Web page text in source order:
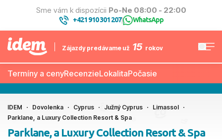
Sme vám k dispozícii Po-Ne 08:00 - 22:00
+421 910 301 207| WhatsApp
Zájazdy predávame už 15 rokov
Termíny a cenyRecenzieLokalitaPočasie
IDEM Dovolenka Cyprus Južný Cyprus
Limassol
Parklane, a Luxury Collection Resort & Spa
Parklane, a Luxury Collection Resort & Spa